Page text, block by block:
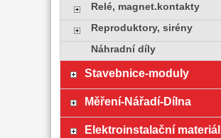
Relé, magnet.kontakty
Reproduktory, sirény
Náhradní díly
Stavebnice-moduly
Měření-Nářadí-Dílna
Elektroinstalační materiál